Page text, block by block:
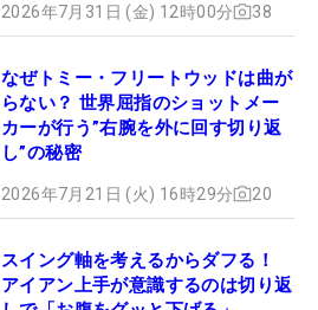
2026年7月31日 (金) 12時00分 38
なぜトミー・フリートウッドは曲が
らない？ 世界屈指のショットメー
カーが行う”右腕を外に回す切り返
し”の秘密
2026年7月21日 (火) 16時29分 20
スイング軸を考えるからダフる！
アイアン上手が意識するのは切り返